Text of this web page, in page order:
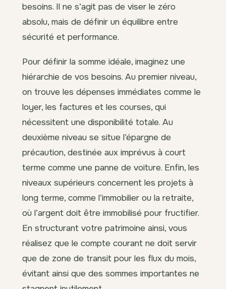
besoins. Il ne s’agit pas de viser le zéro
absolu, mais de définir un équilibre entre
sécurité et performance.
Pour définir la somme idéale, imaginez une
hiérarchie de vos besoins. Au premier niveau,
on trouve les dépenses immédiates comme le
loyer, les factures et les courses, qui
nécessitent une disponibilité totale. Au
deuxième niveau se situe l’épargne de
précaution, destinée aux imprévus à court
terme comme une panne de voiture. Enfin, les
niveaux supérieurs concernent les projets à
long terme, comme l’immobilier ou la retraite,
où l’argent doit être immobilisé pour fructifier.
En structurant votre patrimoine ainsi, vous
réalisez que le compte courant ne doit servir
que de zone de transit pour les flux du mois,
évitant ainsi que des sommes importantes ne